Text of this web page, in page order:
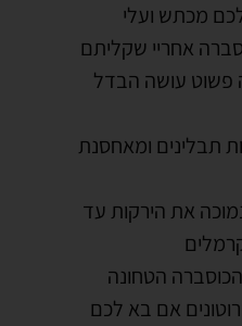
מכתש ועלי
אחריי שקליתם
עושה הבדל
תבלינים ומאחסנת
את הירקות עד
הטחונה
אם בא לכם